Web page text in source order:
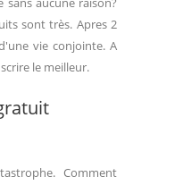
sont très. Apres 2
vie conjointe. A
le meilleur.
Comment